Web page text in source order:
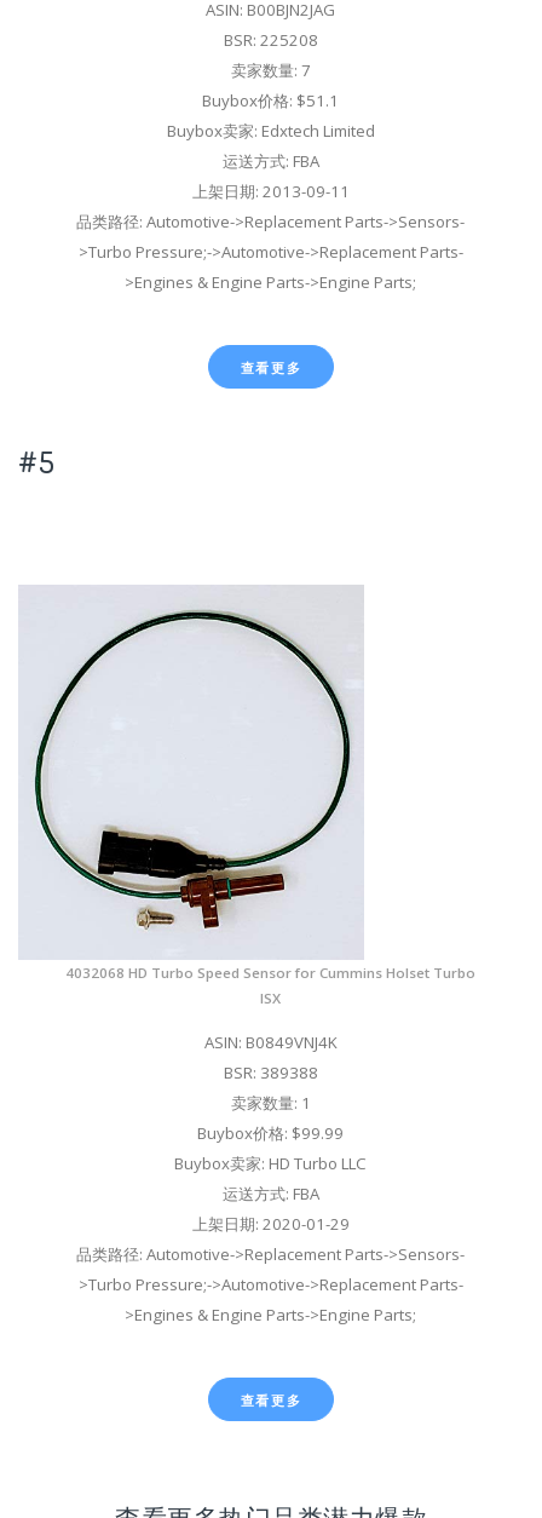
ASIN: B00BJN2JAG
BSR: 225208
卖家数量: 7
Buybox价格: $51.1
Buybox卖家: Edxtech Limited
运送方式: FBA
上架日期: 2013-09-11
品类路径: Automotive->Replacement Parts->Sensors-
>Turbo Pressure;->Automotive->Replacement Parts-
>Engines & Engine Parts->Engine Parts;
查看更多
#5
4032068 HD Turbo Speed Sensor for Cummins Holset Turbo
ISX
ASIN: B0849VNJ4K
BSR: 389388
卖家数量: 1
Buybox价格: $99.99
Buybox卖家: HD Turbo LLC
运送方式: FBA
上架日期: 2020-01-29
品类路径: Automotive->Replacement Parts->Sensors-
>Turbo Pressure;->Automotive->Replacement Parts-
>Engines & Engine Parts->Engine Parts;
查看更多